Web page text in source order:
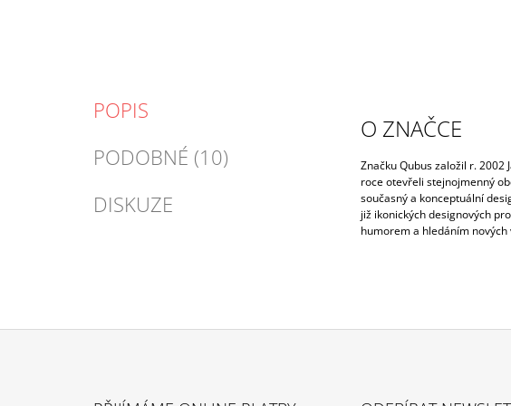
POPIS
PODOBNÉ (10)
DISKUZE
O ZNAČCE
Značku Qubus založil r. 2002
roce otevřeli stejnojmenný
současný a konceptuální
již ikonických designových
humorem a hledáním